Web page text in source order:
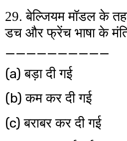
29. बेल्जियम मॉडल के
डच और फ्रेंच भाषा के
__________
(a)बड़ा दी गई
(b)कम कर दी गई
(c)बराबर कर दी गई